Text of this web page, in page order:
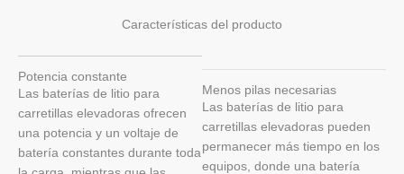
Características del producto
Potencia constante
Las baterías de litio para
carretillas elevadoras ofrecen
una potencia y un voltaje de
batería constantes durante toda
Menos pilas necesarias
Las baterías de litio para
carretillas elevadoras pueden
permanecer más tiempo en los
equipos, donde una batería